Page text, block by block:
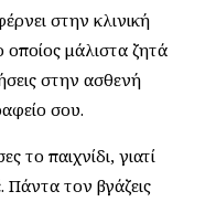
στην κλινική
οποίος μάλιστα ζητά
στην ασθενή
σου.
το παιχνίδι, γιατί
Πάντα τον βγάζεις